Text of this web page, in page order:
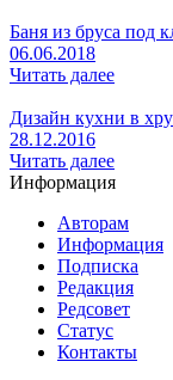
Баня из бруса под
06.06.2018
Читать далее
Дизайн кухни в
28.12.2016
Читать далее
Информация
Авторам
Информация
Подписка
Редакция
Редсовет
Статус
Контакты